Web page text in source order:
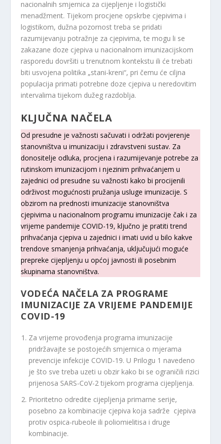
nacionalnih smjernica za cijepljenje i logistički
menadžment. Tijekom procjene opskrbe cjepivima i
logistikom, dužna pozornost treba se pridati
razumijevanju potražnje za cjepivima, te mogu li se
zakazane doze cjepiva u nacionalnom imunizacijskom
rasporedu dovršiti u trenutnom kontekstu ili će trebati
biti usvojena politika „stani-kreni“, pri čemu će ciljna
populacija primati potrebne doze cjepiva u neredovitim
intervalima tijekom dužeg razdoblja.
KLJUČNA NAČELA
Od presudne je važnosti sačuvati i održati povjerenje
stanovništva u imunizaciju i zdravstveni sustav. Za
donositelje odluka, procjena i razumijevanje potrebe za
rutinskom imunizacijom i njezinim prihvaćanjem u
zajednici od presudne su važnosti kako bi procijenili
održivost mogućnosti pružanja usluge imunizacije. S
obzirom na prednosti imunizacije stanovništva
cjepivima u nacionalnom programu imunizacije čak i za
vrijeme pandemije COVID-19, ključno je pratiti trend
prihvaćanja cjepiva u zajednici i imati uvid u bilo kakve
trendove smanjenja prihvaćanja, uključujući moguće
prepreke cijepljenju u općoj javnosti ili posebnim
skupinama stanovništva.
VODEĆA NAČELA ZA PROGRAME
IMUNIZACIJE ZA VRIJEME PANDEMIJE
COVID-19
Za vrijeme provođenja programa imunizacije
pridržavajte se postojećih smjernica o mjerama
prevencije infekcije COVID-19. U Prilogu 1 navedeno
je što sve treba uzeti u obzir kako bi se ograničili rizici
prijenosa SARS-CoV-2 tijekom programa cijepljenja.
Prioritetno odredite cijepljenja primarne serije,
posebno za kombinacije cjepiva koja sadrže cjepiva
protiv ospica-rubeole ili poliomielitisa i druge
kombinacije.